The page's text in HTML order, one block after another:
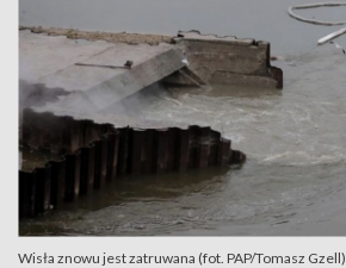
Wisła znowu jest zatruwana (fot. PAP/Tomasz Gzell)